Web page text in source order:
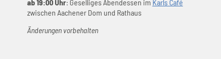
ab 19:00 Uhr: Geselliges Abendessen im Karls Café
zwischen Aachener Dom und Rathaus
Änderungen vorbehalten